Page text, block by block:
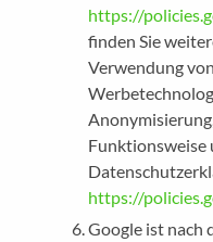
https://
finden Sie
Verwendung
Funktionsweise
https://
Google ist nach